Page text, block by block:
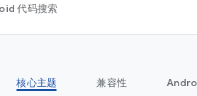
代码搜索
核心主题 兼容性